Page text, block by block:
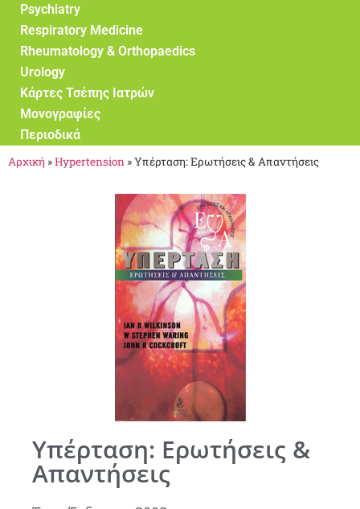
Psychiatry
Respiratory Medicine
Rheumatology & Orthopaedics
Urology
Κάρτες Τσέπης Ιατρών
Μονογραφίες
Περιοδικά
Αρχική »Hypertension »Υπέρταση: Ερωτήσεις & Απαντήσεις
Υπέρταση: Ερωτήσεις &
Απαντήσεις